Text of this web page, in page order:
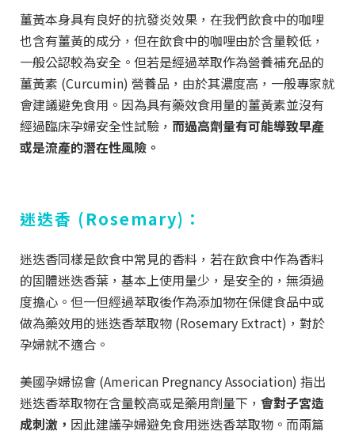
薑黃本身具有良好的抗發炎效果，在我們飲食中的咖哩
也含有薑黃的成分，但在飲食中的咖哩由於含量較低，
一般公認較為安全。但若是經過萃取作為營養補充品的
薑黃素 (Curcumin) 營養品，由於其濃度高，一般專家就
會建議避免食用。因為具有藥效食用量的薑黃素並沒有
經過臨床孕婦安全性試驗， 而過高劑量有可能導致早產
或是流產的潛在性風險。
迷迭香 (Rosemary)：
迷迭香同樣是飲食中常見的香料，若在飲食中作為香料
的固體迷迭香葉，基本上使用量少，是安全的，無須過
度擔心。但一但經過萃取後作為添加物在保健食品中或
做為藥效用的迷迭香萃取物 (Rosemary Extract)，對於
孕婦就不適合。
美國孕婦協會 (American Pregnancy Association) 指出
迷迭香萃取物在含量較高或是藥用劑量下， 會對子宮造
成刺激， 因此建議孕婦避免食用迷迭香萃取物。而兩篇